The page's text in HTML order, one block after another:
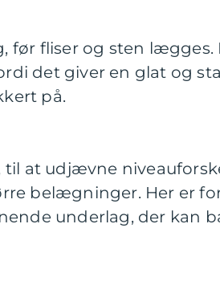
før fliser og sten lægges.
det giver en glat og
på.
at udjævne
belægninger. Her er
underlag, der kan